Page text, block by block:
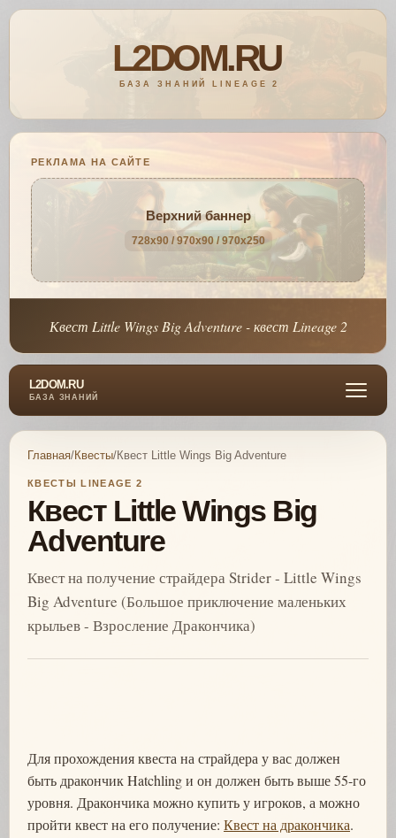
РЕКЛАМА НА САЙТЕ
Верхний баннер
728x90 / 970x90 / 970x250
Квест Little Wings Big Adventure - квест Lineage 2
L2DOM.RU
БАЗА ЗНАНИЙ
Главная/Квесты/Квест Little Wings Big Adventure
КВЕСТЫ LINEAGE 2
Квест Little Wings Big
Adventure
Квест на получение страйдера Strider - Little Wings
Big Adventure (Большое приключение маленьких
крыльев - Взросление Дракончика)
Для прохождения квеста на страйдера у вас должен
быть дракончик Hatchling и он должен быть выше 55-го
уровня. Дракончика можно купить у игроков, а можно
пройти квест на его получение: Квест на дракончика.